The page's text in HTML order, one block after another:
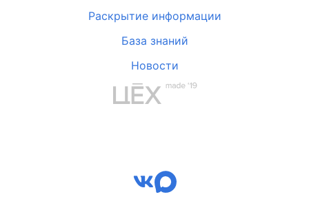
Раскрытие информации
База знаний
Новости